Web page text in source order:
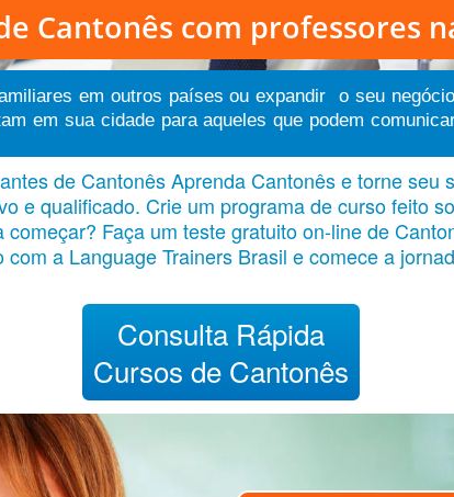
Cantonês com professores
em outros países ou expandir o seu
em sua cidade para aqueles que podem
de Cantonês Aprenda Cantonês e torne seu
e qualificado. Crie um programa de curso feito
Faça um teste gratuito on-line de
a Language Trainers Brasil e comece a
Consulta Rápida
Cursos de Cantonês